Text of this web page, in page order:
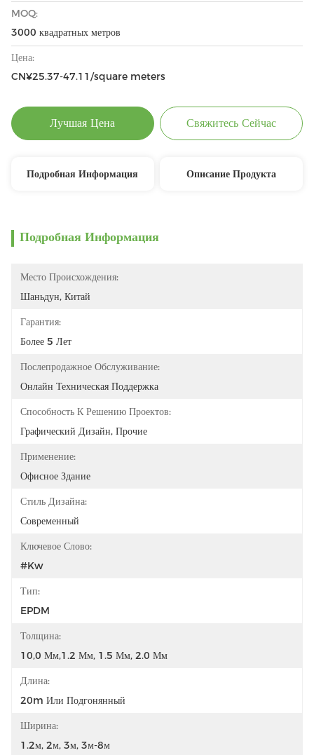
MOQ:
3000 квадратных метров
Цена:
CN¥25.37-47.11/square meters
Лучшая Цена Свяжитесь Сейчас
Подробная Информация Описание Продукта
Подробная Информация
Место Происхождения:
Шаньдун, Китай
Гарантия:
Более 5 Лет
Послепродажное Обслуживание:
Онлайн Техническая Поддержка
Способность К Решению Проектов:
Графический Дизайн, Прочие
Применение:
Офисное Здание
Стиль Дизайна:
Современный
Ключевое Слово:
#kw
Тип:
EPDM
Толщина:
10,0 Мм,1.2 Мм, 1.5 Мм, 2.0 Мм
Длина:
20m Или Подгонянный
Ширина:
1.2м, 2м, 3м, 3м-8м